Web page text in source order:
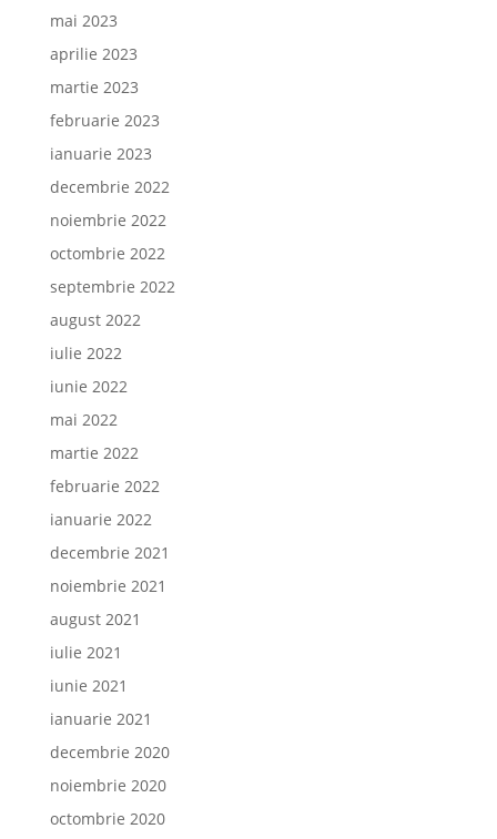
mai 2023
aprilie 2023
martie 2023
februarie 2023
ianuarie 2023
decembrie 2022
noiembrie 2022
octombrie 2022
septembrie 2022
august 2022
iulie 2022
iunie 2022
mai 2022
martie 2022
februarie 2022
ianuarie 2022
decembrie 2021
noiembrie 2021
august 2021
iulie 2021
iunie 2021
ianuarie 2021
decembrie 2020
noiembrie 2020
octombrie 2020